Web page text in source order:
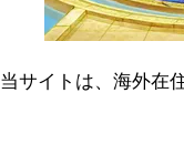
当サイトは、海外在